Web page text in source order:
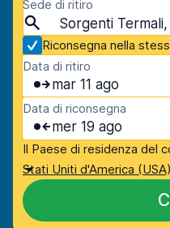
Sede di ritiro
Sorgenti
Riconsegna nella
Data di ritiro
mar 11 ago
Data di riconsegna
mer 19 ago
Il Paese di residenza del
Stati Uniti d'America (USA)